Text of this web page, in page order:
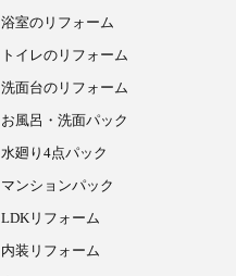
浴室のリフォーム
トイレのリフォーム
洗面台のリフォーム
お風呂・洗面パック
水廻り4点パック
マンションパック
LDKリフォーム
内装リフォーム